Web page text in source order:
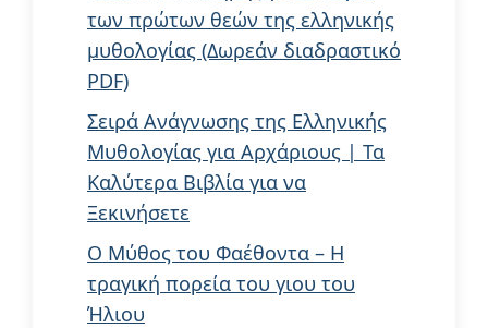
των πρώτων θεών της ελληνικής
μυθολογίας (Δωρεάν διαδραστικό
PDF)
Σειρά Ανάγνωσης της Ελληνικής
Μυθολογίας για Αρχάριους | Τα
Καλύτερα Βιβλία για να
Ξεκινήσετε
Ο Μύθος του Φαέθοντα – Η
τραγική πορεία του γιου του
Ήλιου